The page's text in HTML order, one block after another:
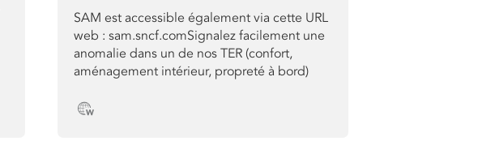
SAM est accessible également via cette URL
web : sam.sncf.comSignalez facilement une
anomalie dans un de nos TER (confort,
aménagement intérieur, propreté à bord)